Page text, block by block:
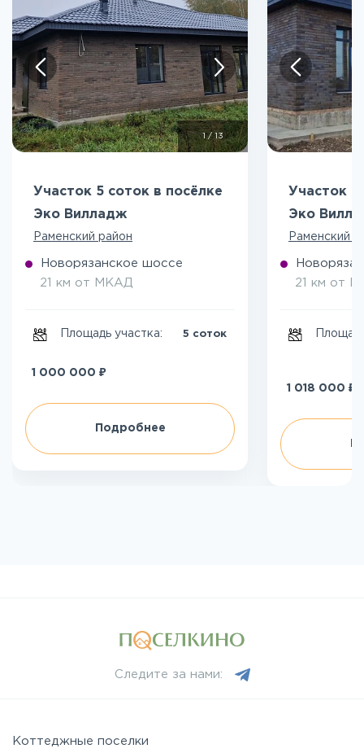
/13
Участок 5 соток в посёлке
Эко Вилладж
Раменский район
Новорязанское шоссе
21 км от МКАД
Площадь участка: 5 соток
1 000 000 ₽
Подробнее
Участок 5
Эко
Раменский
21 км от
1 018 000 ₽
Следите за нами:
Коттеджные поселки